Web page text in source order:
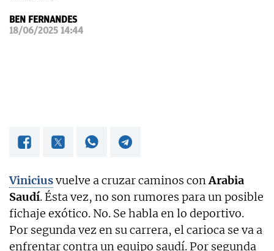
BEN FERNANDES
18/06/2025 14:44
Viniciusvuelve a cruzar caminos conArabia
Saudí. Ésta vez, no son rumores para un posible
fichaje exótico. No. Se habla en lo deportivo.
Por segunda vez en su carrera, el carioca se va a
enfrentar contra un equipo saudí. Por segunda